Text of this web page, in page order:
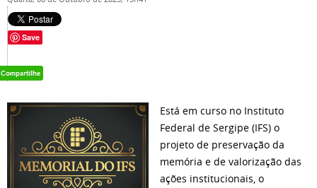
Save
Está em curso no Instituto
Federal de Sergipe (IFS) o
projeto de preservação da
memória e de valorização das
ações institucionais, o